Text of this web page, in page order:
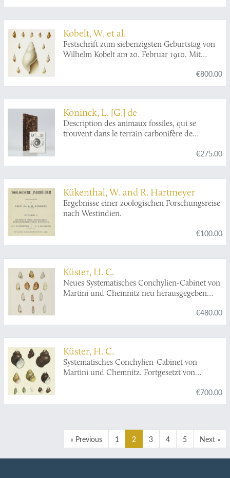
Kobelt, W. et al.
Festschrift zum siebenzigsten Geburtstag von
Wilhelm Kobelt am 20. Februar 1910. Mit
€800.00
Koninck, L. [G.] de
Description des animaux fossiles, qui se
trouvent dans le terrain carbonifère de
€275.00
Kükenthal, W. and R. Hartmeyer
Ergebnisse einer zoologischen Forschungsreise
nach Westindien.
€100.00
Küster, H. C.
Neues Systematisches Conchylien-Cabinet von
Martini und Chemnitz neu herausgegeben
Megaspira, BaleaundTornatellinain
€480.00
Küster, H. C.
Systematisches Conchylien-Cabinet von
Martini und Chemnitz. Fortgesetzt von
Dr. J. A. Wagner. In Verbindung mit Dr. L.
Pfeiffer, Dr. Philippi und Dr. Dunker neu
In Abbildungen nach der Natur.
€700.00
« Previous 1 2 3 4 5 Next »